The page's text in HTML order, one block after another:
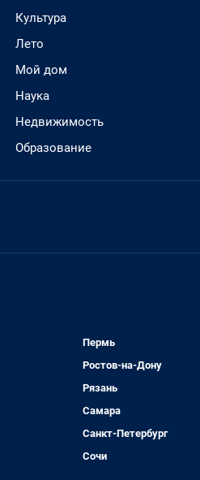
Культура
Лето
Мой дом
Наука
Недвижимость
Образование
Пермь
Ростов-на-Дону
Рязань
Самара
Санкт-Петербург
Сочи